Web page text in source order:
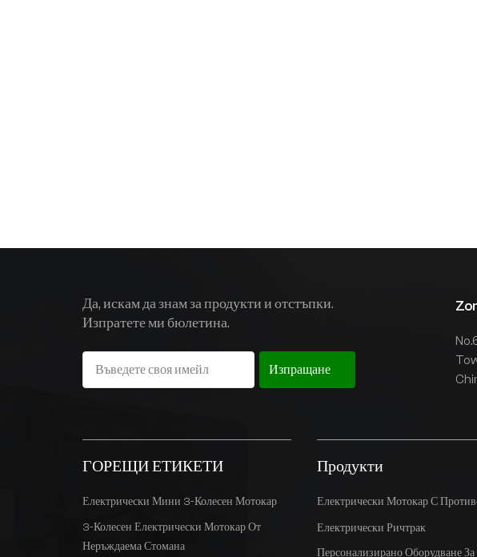
Да, искам да знам за продукти и отстъпки.
Изпратете ми бюлетина.
Изпращане
ГОРЕЩИ ЕТИКЕТИ
Електрически Мини 3-Колесен Мотокар
3-Колесен Електрически Мотокар От
Неръждаема Стомана
Продукти
Електрически Мотокар С
Електрически Ричтрак
Персонализирано Оборудване За